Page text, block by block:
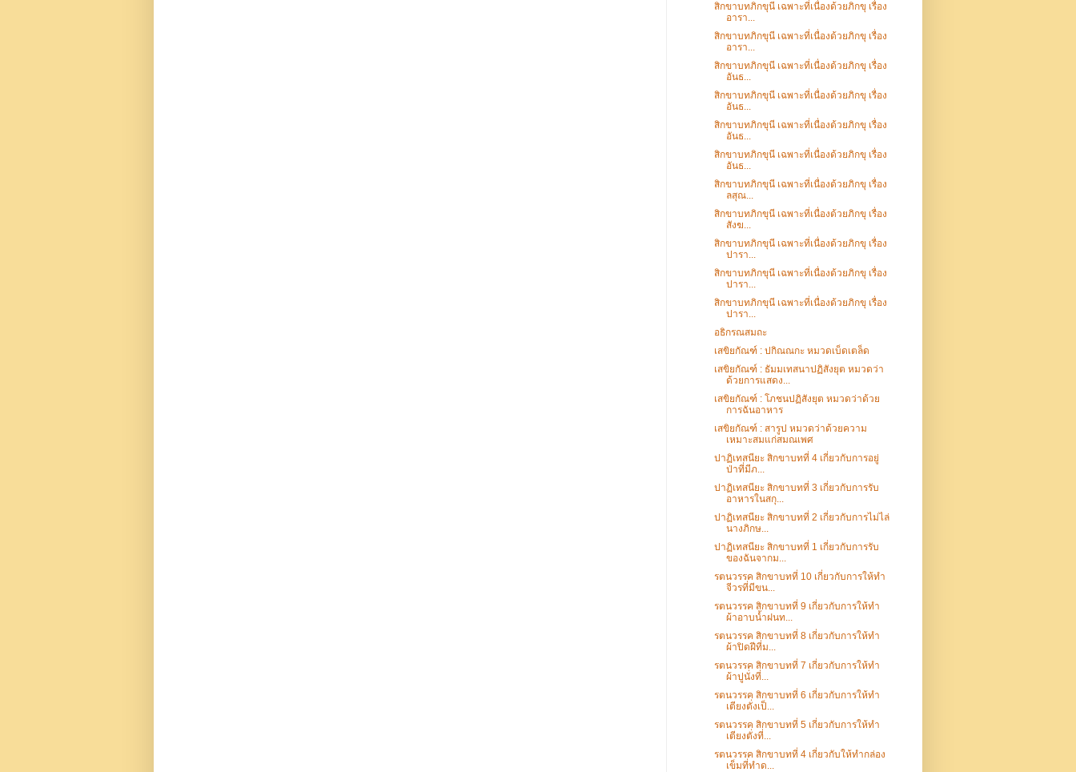
สิกขาบทภิกขุนี เฉพาะที่เนื่องด้วยภิกขุ เรื่อง
อารา...
สิกขาบทภิกขุนี เฉพาะที่เนื่องด้วยภิกขุ เรื่อง
อารา...
สิกขาบทภิกขุนี เฉพาะที่เนื่องด้วยภิกขุ เรื่อง
อันธ...
สิกขาบทภิกขุนี เฉพาะที่เนื่องด้วยภิกขุ เรื่อง
อันธ...
สิกขาบทภิกขุนี เฉพาะที่เนื่องด้วยภิกขุ เรื่อง
อันธ...
สิกขาบทภิกขุนี เฉพาะที่เนื่องด้วยภิกขุ เรื่อง
อันธ...
สิกขาบทภิกขุนี เฉพาะที่เนื่องด้วยภิกขุ เรื่อง
ลสุณ...
สิกขาบทภิกขุนี เฉพาะที่เนื่องด้วยภิกขุ เรื่อง
สังฆ...
สิกขาบทภิกขุนี เฉพาะที่เนื่องด้วยภิกขุ เรื่อง
ปารา...
สิกขาบทภิกขุนี เฉพาะที่เนื่องด้วยภิกขุ เรื่อง
ปารา...
สิกขาบทภิกขุนี เฉพาะที่เนื่องด้วยภิกขุ เรื่อง
ปารา...
อธิกรณสมถะ
เสขิยกัณฑ์ : ปกิณณกะ หมวดเบ็ดเตล็ด
เสขิยกัณฑ์ : ธัมมเทสนาปฏิสังยุต หมวดว่า
ด้วยการแสดง...
เสขิยกัณฑ์ : โภชนปฏิสังยุต หมวดว่าด้วย
การฉันอาหาร
เสขิยกัณฑ์ : สารูป หมวดว่าด้วยความ
เหมาะสมแก่สมณเพศ
ปาฏิเทสนียะ สิกขาบทที่ 4 เกี่ยวกับการอยู่
ป่าที่มีภ...
ปาฏิเทสนียะ สิกขาบทที่ 3 เกี่ยวกับการรับ
อาหารในสกุ...
ปาฏิเทสนียะ สิกขาบทที่ 2 เกี่ยวกับการไม่ไล่
นางภิกษ...
ปาฏิเทสนียะ สิกขาบทที่ 1 เกี่ยวกับการรับ
ของฉันจากม...
รตนวรรค สิกขาบทที่ 10 เกี่ยวกับการให้ทำ
จีวรที่มีขน...
รตนวรรค สิกขาบทที่ 9 เกี่ยวกับการให้ทำ
ผ้าอาบน้ำฝนท...
รตนวรรค สิกขาบทที่ 8 เกี่ยวกับการให้ทำ
ผ้าปิดฝีที่ม...
รตนวรรค สิกขาบทที่ 7 เกี่ยวกับการให้ทำ
ผ้าปูนั่งที่...
รตนวรรค สิกขาบทที่ 6 เกี่ยวกับการให้ทำ
เตียงตั่งเป็...
รตนวรรค สิกขาบทที่ 5 เกี่ยวกับการให้ทำ
เตียงตั่งที่...
รตนวรรค สิกขาบทที่ 4 เกี่ยวกับให้ทำกล่อง
เข็มที่ทำด...